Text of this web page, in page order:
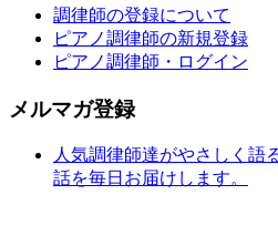
調律師の登録について
ピアノ調律師の新規登録
ピアノ調律師・ログイン
メルマガ登録
人気調律師達がやさしく語
話を毎日お届けします。